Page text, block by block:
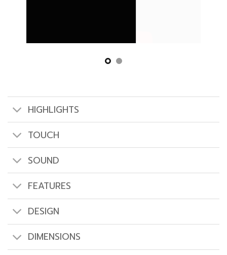
HIGHLIGHTS
TOUCH
SOUND
FEATURES
DESIGN
DIMENSIONS